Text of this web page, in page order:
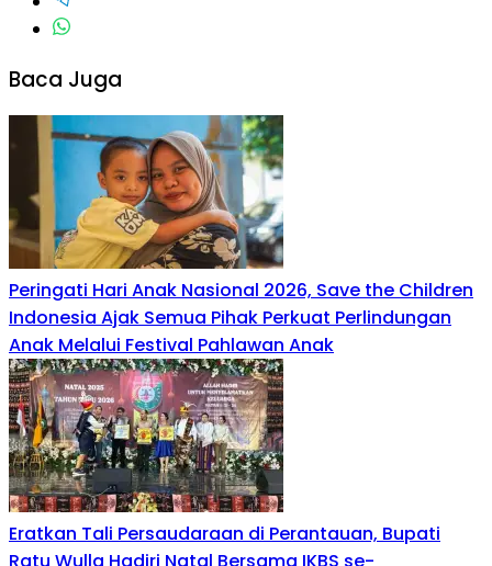
Baca Juga
Peringati Hari Anak Nasional 2026, Save the Children
Indonesia Ajak Semua Pihak Perkuat Perlindungan
Anak Melalui Festival Pahlawan Anak
Eratkan Tali Persaudaraan di Perantauan, Bupati